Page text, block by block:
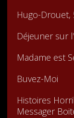
Hugo-Drouet,
Déjeuner sur
Madame est
Buvez-Moi
Histoires
Messager